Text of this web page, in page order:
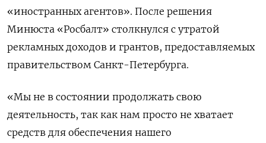
«иностранных агентов». После решения
Минюста «Росбалт» столкнулся с утратой
рекламных доходов и грантов, предоставляемых
правительством Санкт-Петербурга.
«Мы не в состоянии продолжать свою
деятельность, так как нам просто не хватает
средств для обеспечения нашего